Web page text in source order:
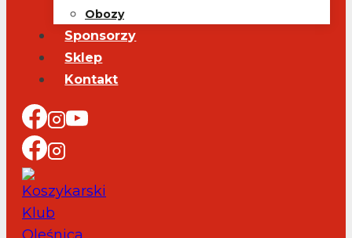
Obozy
Sponsorzy
Sklep
Kontakt